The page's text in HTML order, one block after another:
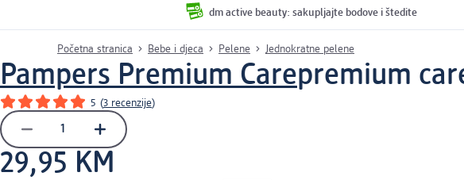
dm active beauty: sakupljajte bodove i štedite
Početna stranica Bebe i djeca Pelene Jednokratne pelene
Pampers Premium Carepremium
5 (3 recenzije)
29,95 KM